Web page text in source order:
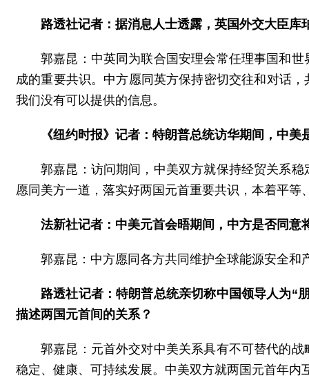
路透社记者：据消息人士透露，英国外交大臣
郭嘉昆：中英同为联合国安理会常任理事国和
成的重要共识。中方愿同英方保持密切交往和对话
我们没有可以提供的信息。
《纽约时报》记者：特朗普总统访华期间，中
郭嘉昆：访问期间，中美双方就保持经贸关系
愿同美方一道，落实好两国元首重要共识，本着平
法新社记者：中美元首会晤期间，中方是否同意
郭嘉昆：中方愿同各方共同维护全球能源安全
路透社记者：特朗普总统亲切称中国领导人为“
描述两国元首间的关系？
郭嘉昆：元首外交对中美关系具有不可替代的
稳定、健康、可持续发展。中美双方就两国元首年内